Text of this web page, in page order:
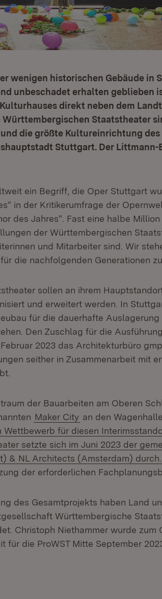
wenigen historischen Gebäude in
unbeschadet erhalten geblieben
direkt neben dem
Staatstheater
die größte Kultureinrichtung des
Stuttgart. Der Littmann-
ein Begriff, die Oper Stuttgart
in der Kritikerumfrage der
des Jahres“. Fast eine halbe
der Württembergischen
und Mitarbeiter sind. Wir
die nachfolgenden Generationen
sollen an ihrem
und erweitert werden. In
für die dauerhafte Auslagerung
Den Zuschlag für die
2023 das Architekturbüro
seither in Zusammenarbeit mit
der Bauarbeiten am Oberen
Maker City an den
Wettbewerb für diesen
setzte sich im Juni 2023 der
& NL Architects (Amsterdam) durch.
der erforderlichen
des Gesamtprojekts haben Land
Württembergische
Christoph Niethammer wurde zum
für die ProWST Mitte September